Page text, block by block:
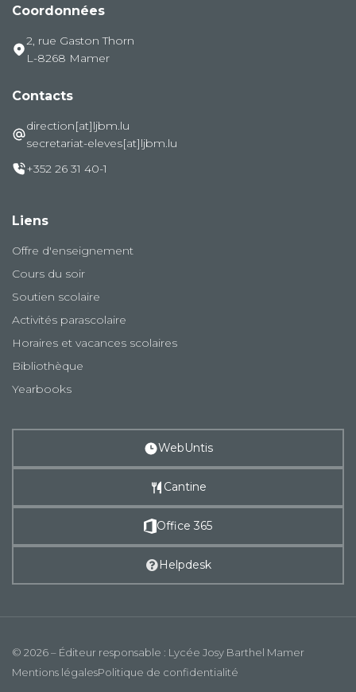
Coordonnées
2, rue Gaston Thorn
L-8268 Mamer
Contacts
direction[at]ljbm.lu
secretariat-eleves[at]ljbm.lu
+352 26 31 40-1
Liens
Offre d'enseignement
Cours du soir
Soutien scolaire
Activités parascolaire
Horaires et vacances scolaires
Bibliothèque
Yearbooks
WebUntis
Cantine
Office 365
Helpdesk
© 2026 – Éditeur responsable : Lycée Josy Barthel Mamer
Mentions légalesPolitique de confidentialité